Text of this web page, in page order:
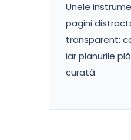
Unele
pagini
transparent:
iar planurile
curată.